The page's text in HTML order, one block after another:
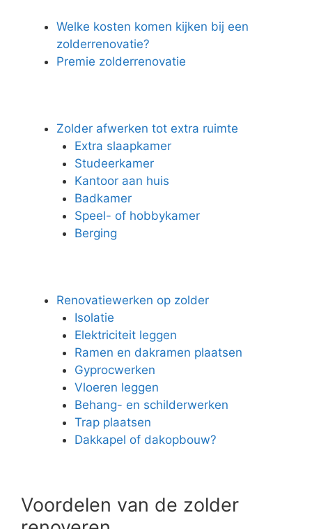
Welke kosten komen kijken bij een
zolderrenovatie?
Premie zolderrenovatie
Zolder afwerken tot extra ruimte
Extra slaapkamer
Studeerkamer
Kantoor aan huis
Badkamer
Speel- of hobbykamer
Berging
Renovatiewerken op zolder
Isolatie
Elektriciteit leggen
Ramen en dakramen plaatsen
Gyprocwerken
Vloeren leggen
Behang- en schilderwerken
Trap plaatsen
Dakkapel of dakopbouw?
Voordelen van de zolder